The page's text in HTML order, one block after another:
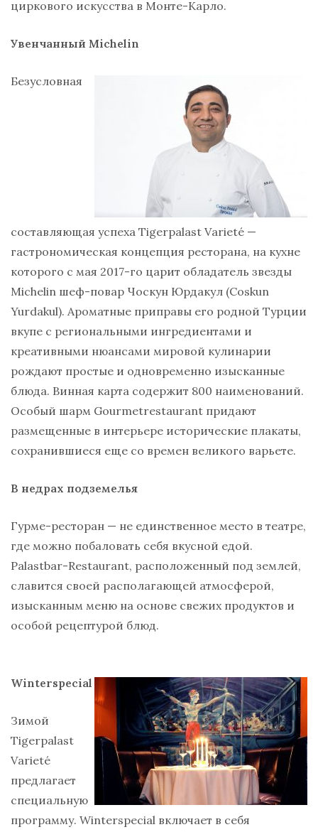
циркового искусства в Монте-Карло.
Увенчанный Michelin
Безусловная
составляющая успеха Tigerpalast Varieté —
гастрономическая концепция ресторана, на кухне
которого с мая 2017-го царит обладатель звезды
Michelin шеф-повар Чоскун Юрдакул (Coskun
Yurdakul). Ароматные приправы его родной Турции
вкупе с региональными ингредиентами и
креативными нюансами мировой кулинарии
рождают простые и одновременно изысканные
блюда. Винная карта содержит 800 наименований.
Особый шарм Gourmetrestaurant придают
размещенные в интерьере исторические плакаты,
сохранившиеся еще со времен великого варьете.
В недрах подземелья
Гурме-ресторан — не единственное место в театре,
где можно побаловать себя вкусной едой.
Palastbar-Restaurant, расположенный под землей,
славится своей располагающей атмосферой,
изысканным меню на основе свежих продуктов и
особой рецептурой блюд.
Winterspecial
Зимой
Tigerpalast
Varieté
предлагает
специальную
программу. Winterspecial включает в себя